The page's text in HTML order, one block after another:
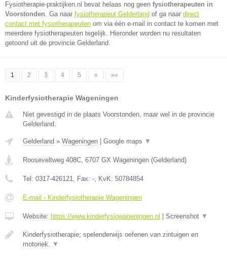
Fysiotherapie-praktijken.nl bevat helaas nog geen fysiotherapeuten in
Voorstonden. Ga naar fysiotherapeut Gelderland of ga naar direct
contact met fysiotherapeuten om via één e-mail in contact te komen met
meerdere fysiotherapeuten tegelijk. Hieronder worden nu resultaten
getoond uit de provincie Gelderland.
1 2 3 4 5 » »»
Kinderfysiotherapie Wageningen
Niet gevestigd in de plaats Voorstonden, maar wel in de provincie
Gelderland.
Gelderland » Wageningen Google maps ▼
Rooseveltweg 408C, 6707 GX Wageningen (Gelderland)
Tel: 0317-426121, Fax: -, KvK: 50784854
E-mail › Kinderfysiotherapie Wageningen
Website: https://www.kinderfysiowageningen.nl Screenshot ▼
Kinderfysiotherapie; spelenderwijs oefenen van zintuigen en
motoriek. ▼